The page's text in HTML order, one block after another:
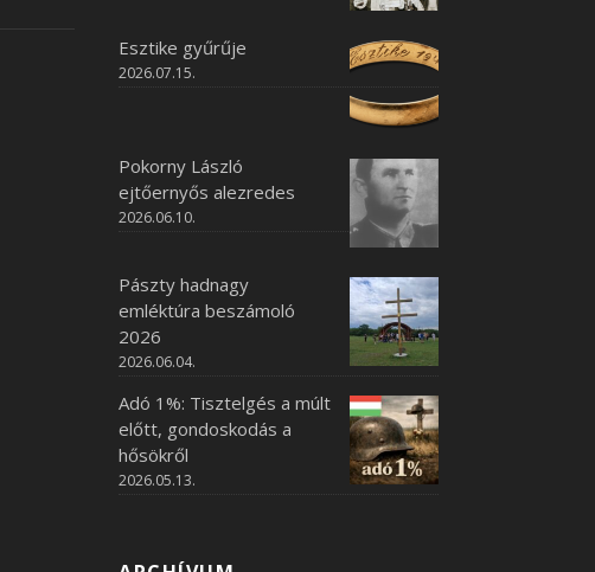
Esztike gyűrűje
2026.07.15.
Pokorny László
ejtőernyős alezredes
2026.06.10.
Pászty hadnagy
emléktúra beszámoló
2026
2026.06.04.
Adó 1%: Tisztelgés a múlt
előtt, gondoskodás a
hősökről
2026.05.13.